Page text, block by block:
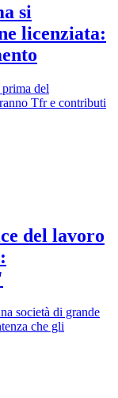
si
licenziata:
del
Tfr e contributi
del lavoro
società di grande
che gli